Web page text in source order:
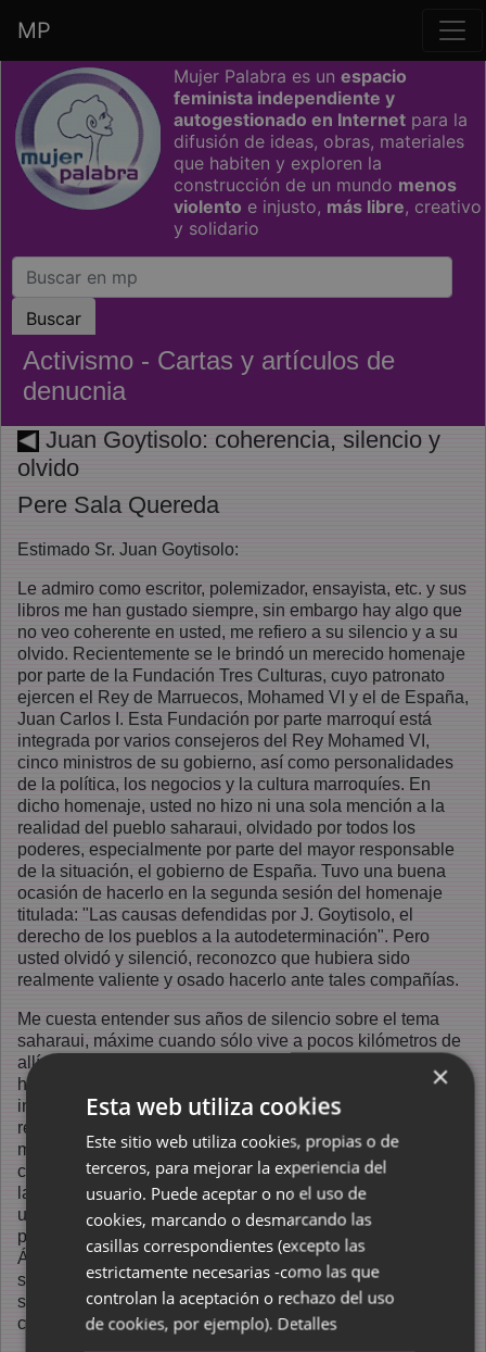
Saltar grupo de enlaces
MP
Mujer Palabra es un espacio
feminista independiente y
autogestionado en Internet para la
difusión de ideas, obras, materiales
que habiten y exploren la
construcción de un mundo menos
violento e injusto, más libre, creativo
y solidario
Activismo - Cartas y artículos de
denucnia
Juan Goytisolo: coherencia, silencio y
olvido
Pere Sala Quereda
Estimado Sr. Juan Goytisolo:
Le admiro como escritor, polemizador, ensayista, etc. y sus
libros me han gustado siempre, sin embargo hay algo que
no veo coherente en usted, me refiero a su silencio y a su
olvido. Recientemente se le brindó un merecido homenaje
por parte de la Fundación Tres Culturas, cuyo patronato
ejercen el Rey de Marruecos, Mohamed VI y el de España,
Juan Carlos I. Esta Fundación por parte marroquí está
integrada por varios consejeros del Rey Mohamed VI,
cinco ministros de su gobierno, así como personalidades
de la política, los negocios y la cultura marroquíes. En
dicho homenaje, usted no hizo ni una sola mención a la
realidad del pueblo saharaui, olvidado por todos los
poderes, especialmente por parte del mayor responsable
de la situación, el gobierno de España. Tuvo una buena
ocasión de hacerlo en la segunda sesión del homenaje
titulada: "Las causas defendidas por J. Goytisolo, el
derecho de los pueblos a la autodeterminación". Pero
usted olvidó y silenció, reconozco que hubiera sido
realmente valiente y osado hacerlo ante tales compañías.
Me cuesta entender sus años de silencio sobre el tema
saharaui, máxime cuando sólo vive a pocos kilómetros de
allí, me cuesta perdonarle su propia incoherencia. En el
homenaje (Marraquech, 11-09-06), numerosos
intelectuales y amigos (ver El País, 12-09 y 13-09)
reconocieron su obra y elogiaron su compromiso cívico y
militante que siempre ha mostrado en su condena al
castrismo en Cuba, a la ocupación israelí en Palestina y a
las guerras contra Bosnia y Chechenia. Nunca recordó a
un pueblo, el saharaui, que aunque legalmente reconocido
por la ONU, continúa ocupado siendo el último país de
África todavía por descolonizar, ¿lo recuerda? Se afirmó
sobre usted que "aun nadando contra corriente", ha tomado
siempre el partido "que le dictaba su razón y su
conciencia".
×
Esta web utiliza cookies
Este sitio web utiliza cookies, propias o de
terceros, para mejorar la experiencia del
usuario. Puede aceptar o no el uso de
cookies, marcando o desmarcando las
casillas correspondientes (excepto las
estrictamente necesarias -como las que
controlan la aceptación o rechazo del uso
de cookies, por ejemplo). Detalles